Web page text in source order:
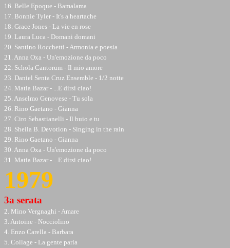
16. Belle Epoque - Bamalama
17. Bonnie Tyler - It's a heartache
18. Grace Jones - La vie en rose
19. Laura Luca - Domani domani
20. Santino Rocchetti - Armonia e poesia
21. Anna Oxa - Un'emozione da poco
22. Schola Cantorum - Il mio amore
23. Daniel Senta Cruz Ensemble - 1/2 notte
24. Matia Bazar - ...E dirsi ciao!
25. Anselmo Genovese - Tu sola
26. Rino Gaetano - Gianna
27. Ciro Sebastianelli - Il buio e tu
28. Sheila B. Devotion - Singing in the rain
29. Rino Gaetano - Gianna
30. Anna Oxa - Un'emozione da poco
31. Matia Bazar - ...E dirsi ciao!
1979
3a serata
2. Mino Vergnaghi - Amare
3. Antoine - Nocciolino
4. Enzo Carella - Barbara
5. Collage - La gente parla